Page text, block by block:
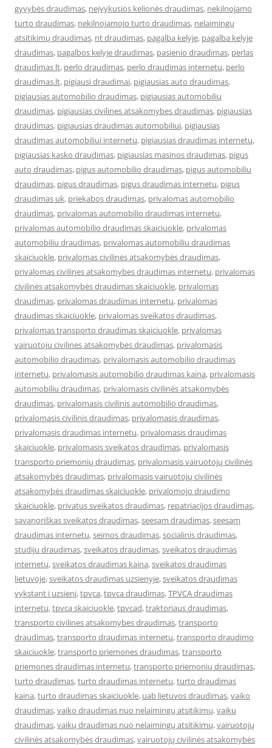
gyvybės draudimas, neįvykusios kelionės draudimas, nekilnojamo
turto draudimas, nekilnojamojo turto draudimas, nelaimingų
atsitikimų draudimas, nt draudimas, pagalba kelyje, pagalba kelyje
draudimas, pagalbos kelyje draudimas, pasienio draudimas, perlas
draudimas lt, perlo draudimas, perlo draudimas internetu, perlo
draudimas.lt, pigiausi draudimai, pigiausias auto draudimas,
pigiausias automobilio draudimas, pigiausias automobiliu
draudimas, pigiausias civilines atsakomybes draudimas, pigiausias
draudimas, pigiausias draudimas automobiliui, pigiausias
draudimas automobiliui internetu, pigiausias draudimas internetu,
pigiausias kasko draudimas, pigiausias masinos draudimas, pigus
auto draudimas, pigus automobilio draudimas, pigus automobiliu
draudimas, pigus draudimas, pigus draudimas internetu, pigus
draudimas uk, priekabos draudimas, privalomas automobilio
draudimas, privalomas automobilio draudimas internetu,
privalomas automobilio draudimas skaiciuokle, privalomas
automobiliu draudimas, privalomas automobiliu draudimas
skaiciuokle, privalomas civilinės atsakomybės draudimas,
privalomas civilines atsakomybes draudimas internetu, privalomas
civilinės atsakomybės draudimas skaiciuokle, privalomas
draudimas, privalomas draudimas internetu, privalomas
draudimas skaiciuokle, privalomas sveikatos draudimas,
privalomas transporto draudimas skaiciuokle, privalomas
vairuotoju civilines atsakomybes draudimas, privalomasis
automobilio draudimas, privalomasis automobilio draudimas
internetu, privalomasis automobilio draudimas kaina, privalomasis
automobiliu draudimas, privalomasis civilinės atsakomybės
draudimas, privalomasis civilinis automobilio draudimas,
privalomasis civilinis draudimas, privalomasis draudimas,
privalomasis draudimas internetu, privalomasis draudimas
skaiciuokle, privalomasis sveikatos draudimas, privalomasis
transporto priemonių draudimas, privalomasis vairuotojų civilinės
atsakomybės draudimas, privalomasis vairuotojų civilinės
atsakomybės draudimas skaiciuokle, privalomojo draudimo
skaiciuokle, privatus sveikatos draudimas, repatriacijos draudimas,
savanoriškas sveikatos draudimas,seesam draudimas,seesam
draudimas internetu,seimos draudimas,socialinis draudimas,
studiju draudimas,sveikatos draudimas,sveikatos draudimas
internetu,sveikatos draudimas kaina,sveikatos draudimas
lietuvoje,sveikatos draudimas uzsienyje,sveikatos draudimas
vykstant i uzsieni,tpvca,tpvca draudimas,TPVCA draudimas
internetu,tpvca skaiciuokle,tpvcad,traktoriaus draudimas,
transporto civilines atsakomybes draudimas,transporto
draudimas,transporto draudimas internetu,transporto draudimo
skaiciuokle,transporto priemones draudimas,transporto
priemones draudimas internetu,transporto priemonių draudimas,
turto draudimas,turto draudimas internetu,turto draudimas
kaina,turto draudimas skaiciuokle, uab lietuvos draudimas,vaiko
draudimas,vaiko draudimas nuo nelaimingų atsitikimų,vaiku
draudimas,vaikų draudimas nuo nelaimingų atsitikimų,vairuotojų
civilinės atsakomybės draudimas,vairuotojų civilinės atsakomybės